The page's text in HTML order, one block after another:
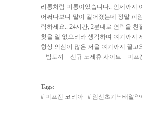
리통처럼 미통이있습니다.. 언제까지
어쩌다보니 말이 길어졌는데 정말 피
락하세요.. 24시간, 2분내로 연락을
찾을 일 없으리라 생각하며 여기까지
항상 의심이 많은 저을 여기까지 끌
밤토끼
신규 노제휴 사이트 미프
Tags:
# 미프진 코리아 # 임­신초기낙­태알­약